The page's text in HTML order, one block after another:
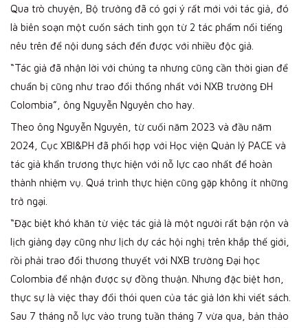
Qua trò chuyện, Bộ trưởng đã có gợi ý rất mới với tác giả, đó
là biên soạn một cuốn sách tinh gọn từ 2 tác phẩm nổi tiếng
nêu trên để nội dung sách đến được với nhiều độc giả.
“Tác giả đã nhận lời với chúng ta nhưng cũng cần thời gian để
chuẩn bị cũng như trao đổi thống nhất với NXB trường ĐH
Colombia”, ông Nguyễn Nguyên cho hay.
Theo ông Nguyễn Nguyên, từ cuối năm 2023 và đầu năm
2024, Cục XBI&PH đã phối hợp với Học viện Quản lý PACE và
tác giả khẩn trương thực hiện với nỗ lực cao nhất để hoàn
thành nhiệm vụ. Quá trình thực hiện cũng gặp không ít những
trở ngại.
“Đặc biệt khó khăn từ việc tác giả là một người rất bận rộn và
lịch giảng dạy cũng như lịch dự các hội nghị trên khắp thế giới,
rồi phải trao đổi thương thuyết với NXB trường Đại học
Colombia để nhận được sự đồng thuận. Nhưng đặc biệt hơn,
thực sự là việc thay đổi thói quen của tác giả lớn khi viết sách.
Sau 7 tháng nỗ lực vào trung tuần tháng 7 vừa qua, bản thảo